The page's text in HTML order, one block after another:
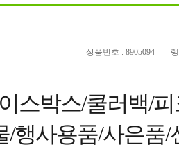
상품번호 : 8905094
스박스/쿨러백/
/행사용품/사은품/